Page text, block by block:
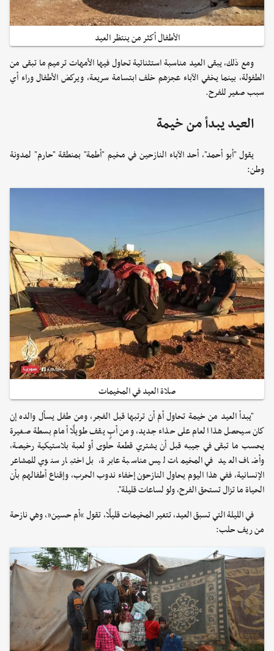
الأطفال أكثر من ينتظر العيد
ومع ذلك، يبقى العيد مناسبة استثنائية تحاول فيها الأمهات ترميم ما تبقى من
الطفولة، بينما يخفي الآباء عجزهم خلف ابتسامة سريعة، ويركض الأطفال وراء أي
سبب صغير للفرح.
العيد يبدأ من خيمة
يقول "أبو أحمد"، أحد الآباء النازحين في مخيم "أطمة" بمنطقة "حارم" لمدونة
وطن:
صلاة العيد في المخيمات
"يبدأ العيد من خيمة تحاول أمّ أن ترتبها قبل الفجر، ومن طفل يسأل والده إن
كان سيحصل هذا العام على حذاء جديد، ومن أبٍ يقف طويلًا أمام بسطة صغيرة
يحسب ما تبقى في جيبه قبل أن يشتري قطعة حلوى أو لعبة بلاستيكية رخيصة،
وأضاف العيد في المخيمات ليس مناسبة عابرة، بل اختبار سنوي للمشاعر
الإنسانية، ففي هذا اليوم يحاول النازحون إخفاء ندوب الحرب، وإقناع أطفالهم بأن
الحياة ما تزال تستحق الفرح، ولو لساعات قليلة".
في الليلة التي تسبق العيد، تتغير المخيمات قليلًا، تقول “أم حسين”، وهي نازحة
من ريف حلب: